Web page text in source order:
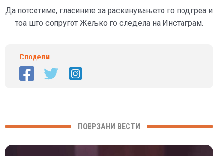
Да потсетиме, гласините за раскинувањето го подгреа и
тоа што сопругот Жељко го следела на Инстаграм.
Сподели
ПОВРЗАНИ ВЕСТИ